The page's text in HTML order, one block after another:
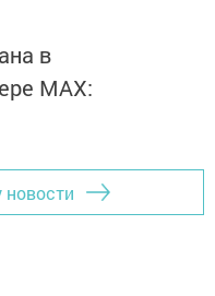
в
MАХ:
новости